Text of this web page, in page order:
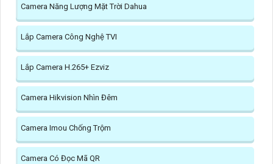
Camera Năng Lượng Mặt Trời Dahua
Lắp Camera Công Nghệ TVI
Lắp Camera H.265+ Ezviz
Camera Hikvision Nhìn Đêm
Camera Imou Chống Trộm
Camera Có Đọc Mã QR